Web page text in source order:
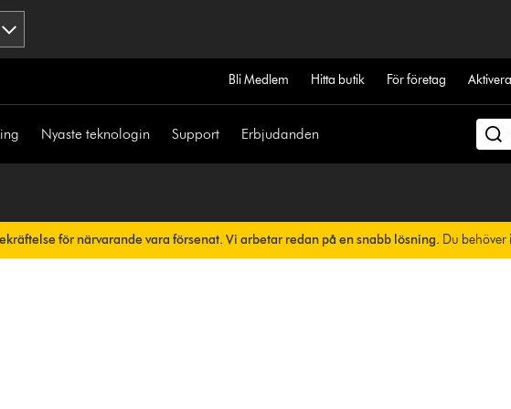
Bli Medlem Hitta butik För företag
Nyaste teknologin Support Erbjudanden
för närvarande vara försenat. Vi arbetar redan på en snabb lösning. Du